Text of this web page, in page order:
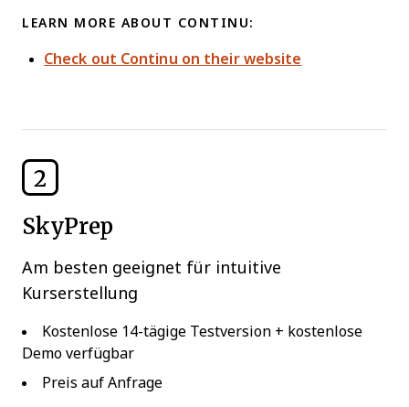
LEARN MORE ABOUT CONTINU:
Check out Continu on their website
2
SkyPrep
Am besten geeignet für intuitive
Kurserstellung
Kostenlose 14-tägige Testversion + kostenlose
Demo verfügbar
Preis auf Anfrage